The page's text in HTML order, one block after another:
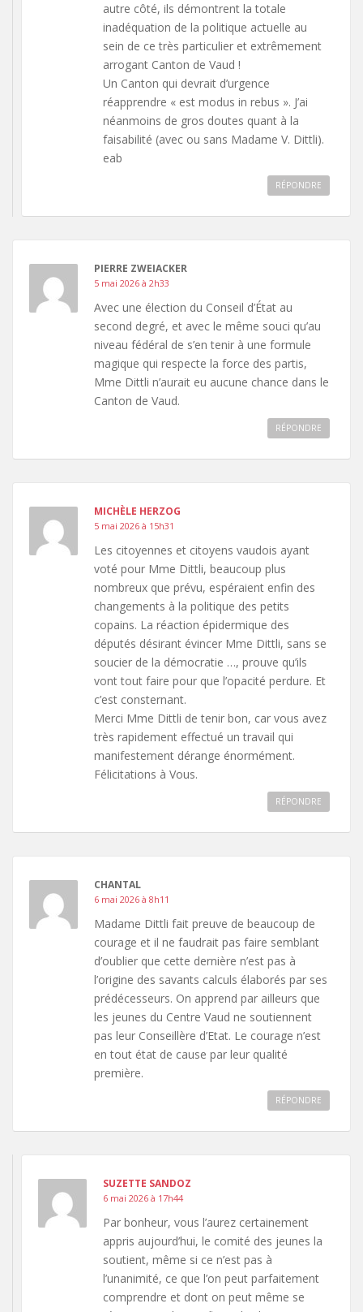
autre côté, ils démontrent la totale
inadéquation de la politique actuelle au
sein de ce très particulier et extrêmement
arrogant Canton de Vaud !
Un Canton qui devrait d’urgence
réapprendre « est modus in rebus ». J’ai
néanmoins de gros doutes quant à la
faisabilité (avec ou sans Madame V. Dittli).
eab
RÉPONDRE
PIERRE ZWEIACKER
5 mai 2026 à 2h33
Avec une élection du Conseil d’État au
second degré, et avec le même souci qu’au
niveau fédéral de s’en tenir à une formule
magique qui respecte la force des partis,
Mme Dittli n’aurait eu aucune chance dans le
Canton de Vaud.
RÉPONDRE
MICHÈLE HERZOG
5 mai 2026 à 15h31
Les citoyennes et citoyens vaudois ayant
voté pour Mme Dittli, beaucoup plus
nombreux que prévu, espéraient enfin des
changements à la politique des petits
copains. La réaction épidermique des
députés désirant évincer Mme Dittli, sans se
soucier de la démocratie …, prouve qu’ils
vont tout faire pour que l’opacité perdure. Et
c’est consternant.
Merci Mme Dittli de tenir bon, car vous avez
très rapidement effectué un travail qui
manifestement dérange énormément.
Félicitations à Vous.
RÉPONDRE
CHANTAL
6 mai 2026 à 8h11
Madame Dittli fait preuve de beaucoup de
courage et il ne faudrait pas faire semblant
d’oublier que cette dernière n’est pas à
l’origine des savants calculs élaborés par ses
prédécesseurs. On apprend par ailleurs que
les jeunes du Centre Vaud ne soutiennent
pas leur Conseillère d’Etat. Le courage n’est
en tout état de cause par leur qualité
première.
RÉPONDRE
SUZETTE SANDOZ
6 mai 2026 à 17h44
Par bonheur, vous l’aurez certainement
appris aujourd’hui, le comité des jeunes la
soutient, même si ce n’est pas à
l’unanimité, ce que l’on peut parfaitement
comprendre et dont on peut même se